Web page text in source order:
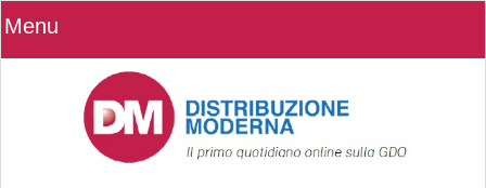
Menu